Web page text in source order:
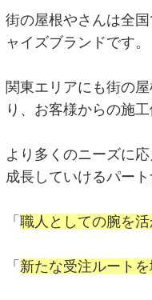
街の屋根やさんは全
ャイズブランドです。
関東エリアにも街の
り、お客様からの施
より多くのニーズに
成長していけるパー
「職人としての腕を
「 新たな受注ルート